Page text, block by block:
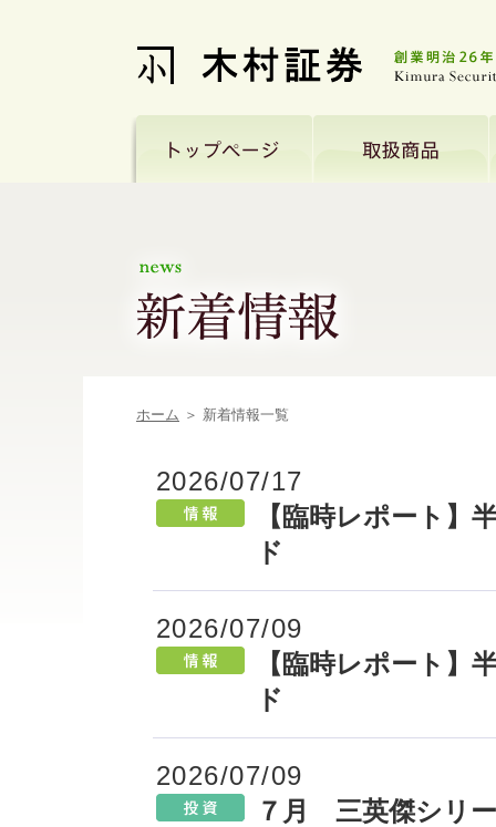
ホーム ＞ 新着情報一覧
2026/07/17
【臨時レポート】
ド
2026/07/09
【臨時レポート】
ド
2026/07/09
７月 三英傑シリ